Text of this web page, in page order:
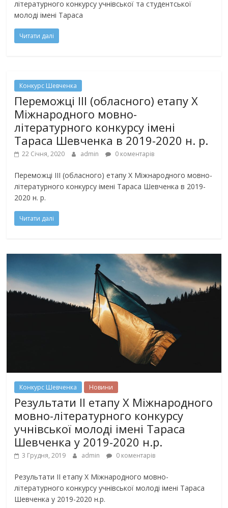
літературного конкурсу учнівської та студентської
молоді імені Тараса
Читати далі
Конкурс Шевченка
Переможці III (обласного) етапу Х
Міжнародного мовно-
літературного конкурсу імені
Тараса Шевченка в 2019-2020 н. р.
22 Січня, 2020 admin 0 коментарів
Переможці III (обласного) етапу Х Міжнародного мовно-
літературного конкурсу імені Тараса Шевченка в 2019-
2020 н. р.
Читати далі
Конкурс Шевченка Новини
Результати ІІ етапу Х Міжнародного
мовно-літературного конкурсу
учнівської молоді імені Тараса
Шевченка у 2019-2020 н.р.
3 Грудня, 2019 admin 0 коментарів
Результати ІІ етапу Х Міжнародного мовно-
літературного конкурсу учнівської молоді імені Тараса
Шевченка у 2019-2020 н.р.